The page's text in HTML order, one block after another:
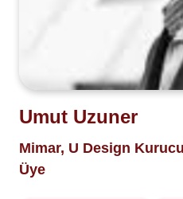
Umut Uzuner
Mimar, U Design
Üye